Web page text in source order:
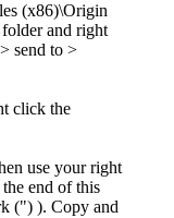
(x86)\Origin
and right
send to >
click the
use your right
end of this
(") ). Copy and